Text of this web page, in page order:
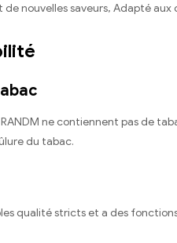
nouvelles saveurs, Adapté
ne contiennent pas de
du tabac.
qualité stricts et a des